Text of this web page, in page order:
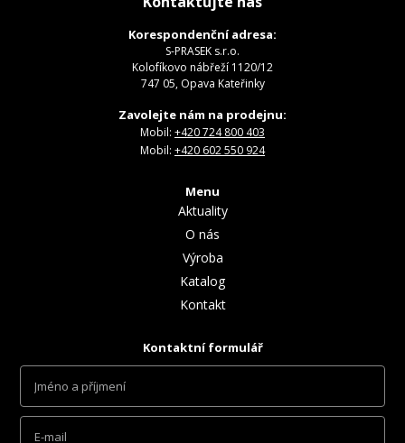
Korespondenční adresa:
S-PRASEK s.r.o.
Kolofíkovo nábřeží 1120/12
747 05, Opava Kateřinky
Zavolejte nám na prodejnu:
Mobil: +420 724 800 403
Mobil: +420 602 550 924
Menu
Aktuality
O nás
Výroba
Katalog
Kontakt
Kontaktní formulář